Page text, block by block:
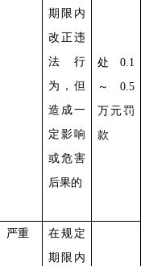
期限内
改正违
法行
为，但
造成一
定影响
或危害
后果的
处 0.1
～0.5
万元罚
款
严重
在规定
期限内